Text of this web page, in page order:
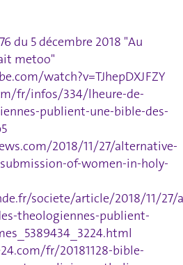
du 5 décembre 2018 "Au
metoo"
watch?v=TJhepDXJFZY
fr/infos/334/lheure-de-
publient-une-bible-des-
2018/11/27/alternative-
of-women-in-holy-
societe/article/2018/11/27/
theologiennes-publient-
fr/20181128-bible-